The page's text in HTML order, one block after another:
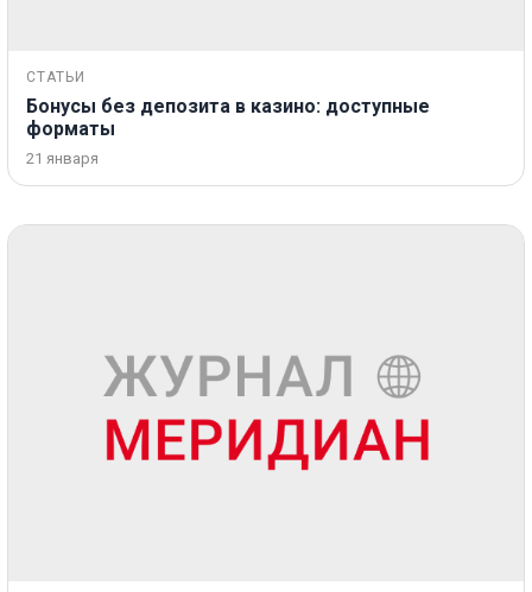
СТАТЬИ
Бонусы без депозита в казино: доступные
форматы
21 января